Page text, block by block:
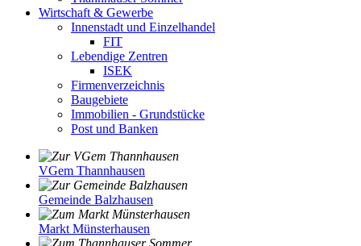
Wirtschaft & Gewerbe
Innenstadt und Einzelhandel
FIT
Lebendige Zentren
ISEK
Firmenverzeichnis
Baugebiete
Immobilien - Grundstücke
Post und Banken
VGem Thannhausen
Gemeinde Balzhausen
Markt Münsterhausen